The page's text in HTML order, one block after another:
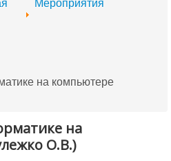
на компьютере
на
О.В.)